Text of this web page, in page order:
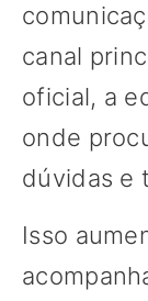
canal
oficial, a
onde
dúvidas e
Isso